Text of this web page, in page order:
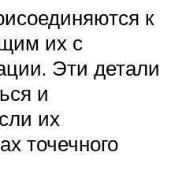
к
их с
Эти детали
и
их
точечного